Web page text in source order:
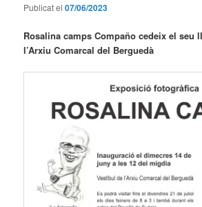
Publicat el07/06/2023
Rosalina camps Compaño cedeix el seu
l’Arxiu Comarcal del Berguedà